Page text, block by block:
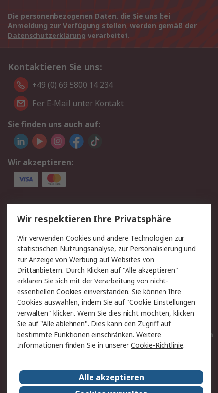
Die personenbezogenen Daten, die Sie uns bei
Anmeldung zur Verfügung stellen, werden gemäß der
Datenschutzerklärung verarbeitet.
Kontaktieren Sie uns:
+49 (0) 69 5800 14 234
Per E-Mail unter Kontakt
Sie finden uns auch auf:
Wir akzeptieren:
Service
Value Added Services
Lieferlösungen
Rücksendungen
Kontakt
Hilfe
Privatkunden
Rechtliches
AGB
Datenschutz
Cookie-Richtlinie
Zahlungsbedingungen
Copyright/Impressum
Entsorgung
Elektrogeräte/Batterien
RS weltweit
Wir respektieren Ihre Privatsphäre
Wir verwenden Cookies und andere Technologien zur
statistischen Nutzungsanalyse, zur Personalisierung und
zur Anzeige von Werbung auf Websites von
Drittanbietern. Durch Klicken auf "Alle akzeptieren"
erklären Sie sich mit der Verarbeitung von nicht-
essentiellen Cookies einverstanden. Sie können Ihre
Cookies auswählen, indem Sie auf "Cookie Einstellungen
verwalten" klicken. Wenn Sie dies nicht möchten, klicken
Sie auf "Alle ablehnen". Dies kann den Zugriff auf
bestimmte Funktionen einschränken. Weitere
Informationen finden Sie in unsererCookie-Richtlinie.
Alle akzeptieren